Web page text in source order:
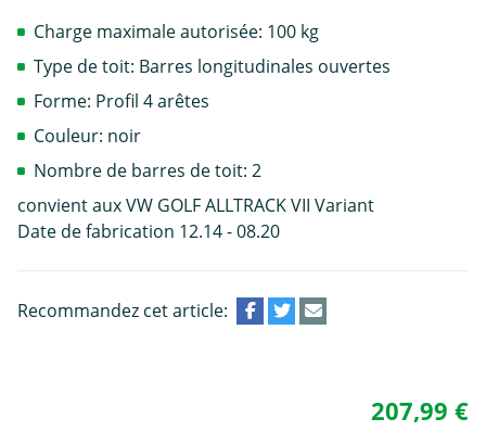
Charge maximale autorisée: 100 kg
Type de toit: Barres longitudinales ouvertes
Forme: Profil 4 arêtes
Couleur: noir
Nombre de barres de toit: 2
convient aux VW GOLF ALLTRACK VII Variant
Date de fabrication 12.14 - 08.20
Recommandez cet article:
207,99 €